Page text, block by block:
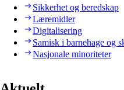
Sikkerhet og beredskap
Læremidler
Digitalisering
Samisk i barnehage og
Nasjonale minoriteter